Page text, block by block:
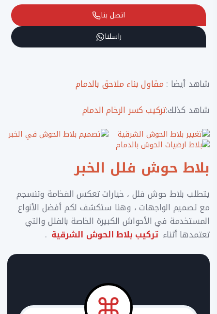
اتصل بنا
راسلنا
شاهد أيضا : مقاول بناء ملاحق بالدمام
شاهد كذلك:تركيب كسر الرخام الدمام
بلاط حوش فلل الخبر
يتطلب بلاط حوش فلل ، خيارات تعكس الفخامة وتنسجم
مع تصميم الواجهات ، وهنا ستكشف لكم أفضل الأنواع
المستخدمة في الأحواش الكبيرة الخاصة بالفلل والتي
تعتمدها أثناء تركيب بلاط الحوش الشرقية .